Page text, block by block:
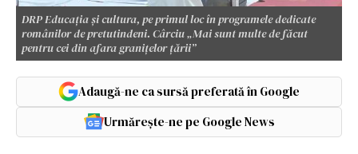
DRP Educația și cultura, pe primul loc în programele dedicate
românilor de pretutindeni. Cârciu „Mai sunt multe de făcut
pentru cei din afara granițelor țării”
Adaugă-ne ca sursă preferată în Google
Urmărește-ne pe Google News